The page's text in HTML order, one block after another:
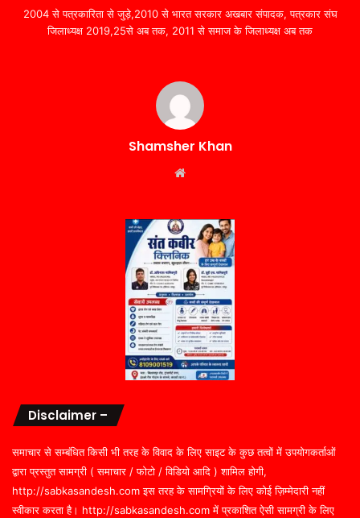
2004 से पत्रकारिता से जुड़े,2010 से भारत सरकार अखबार संपादक, पत्रकार संघ
जिलाध्यक्ष 2019,25से अब तक, 2011 से समाज के जिलाध्यक्ष अब तक
Shamsher Khan
Disclaimer –
समाचार से सम्बंधित किसी भी तरह के विवाद के लिए साइट के कुछ तत्वों में उपयोगकर्ताओं
द्वारा प्रस्तुत सामग्री ( समाचार / फोटो / विडियो आदि ) शामिल होगी,
http://sabkasandesh.com इस तरह के सामग्रियों के लिए कोई ज़िम्मेदारी नहीं
स्वीकार करता है। http://sabkasandesh.com में प्रकाशित ऐसी सामग्री के लिए